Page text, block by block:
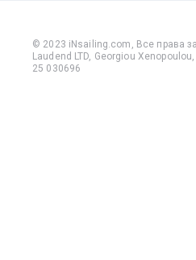
© 2023 iNsailing.com, Все права
Laudend LTD, Georgiou
25 030696